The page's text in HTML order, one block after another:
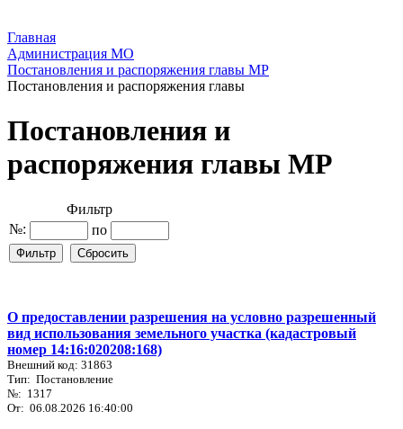
Главная
Администрация МО
Постановления и распоряжения главы МР
Постановления и распоряжения главы
Постановления и
распоряжения главы МР
Фильтр
№:
по
О предоставлении разрешения на условно разрешенный
вид использования земельного участка (кадастровый
номер 14:16:020208:168)
Внешний код: 31863
Тип: Постановление
№: 1317
От: 06.08.2026 16:40:00